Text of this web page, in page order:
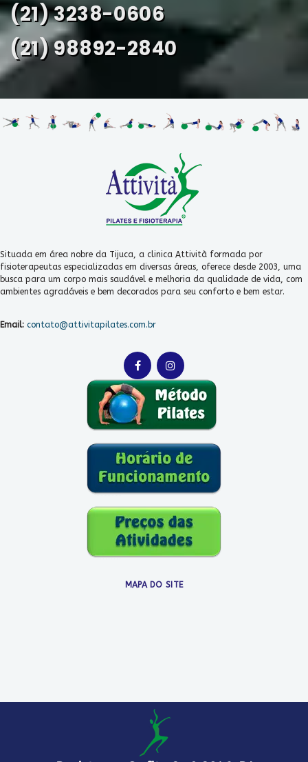
(21) 3238-0606
(21) 98892-2840
Situada em área nobre da Tijuca, a clinica Attività formada por
fisioterapeutas especializadas em diversas áreas, oferece desde 2003, uma
busca para um corpo mais saudável e melhoria da qualidade de vida, com
ambientes agradáveis e bem decorados para seu conforto e bem estar.
Email: contato@attivitapilates.com.br
MAPA DO SITE